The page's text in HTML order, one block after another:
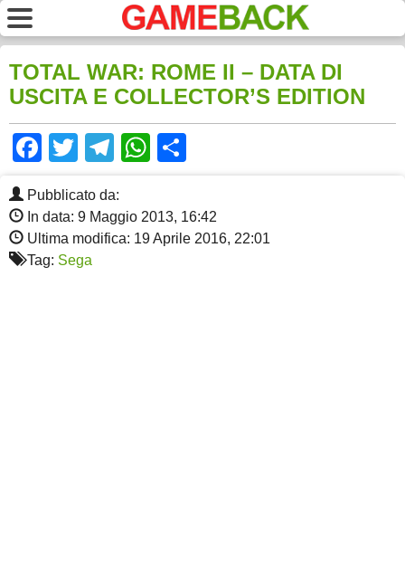
TOTAL WAR: ROME II – DATA DI
USCITA E COLLECTOR’S EDITION
Facebook
TwitterTelegram
WhatsApp
Pubblicato da:
In data: 9 Maggio 2013, 16:42
Ultima modifica: 19 Aprile 2016, 22:01
Tag: Sega